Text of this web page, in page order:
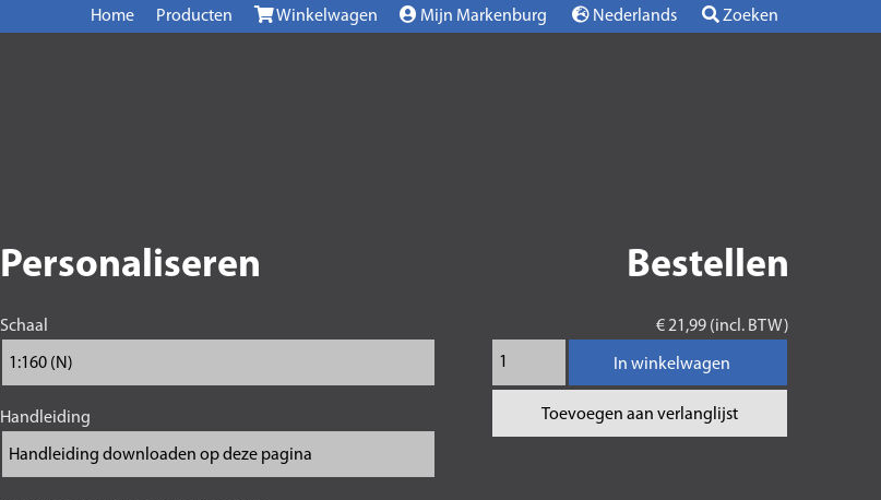
Home Producten Winkelwagen Mijn Markenburg Nederlands Zoeken
Personaliseren
Schaal
Handleiding
Bestellen
€ 21,99 (incl. BTW)
In winkelwagen
Toevoegen aan verlanglijst